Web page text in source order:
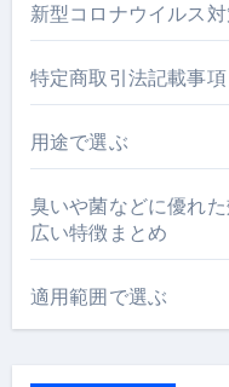
新型コロナウイルス
特定商取引法記載事項
用途で選ぶ
臭いや菌などに優れ
広い特徴まとめ
適用範囲で選ぶ